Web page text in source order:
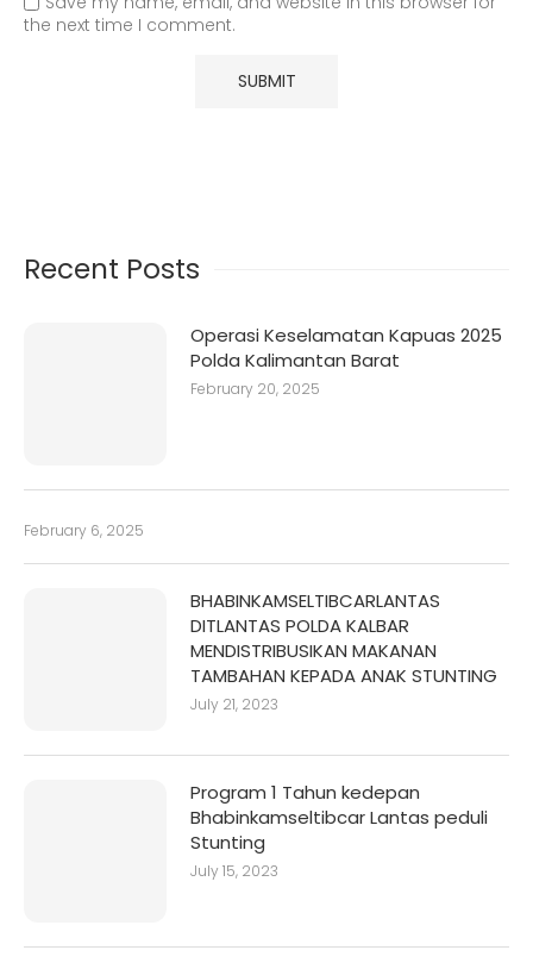
the next time I comment.
Recent Posts
Operasi Keselamatan Kapuas 2025
Polda Kalimantan Barat
February 20, 2025
February 6, 2025
BHABINKAMSELTIBCARLANTAS
DITLANTAS POLDA KALBAR
MENDISTRIBUSIKAN MAKANAN
TAMBAHAN KEPADA ANAK STUNTING
July 21, 2023
Program 1 Tahun kedepan
Bhabinkamseltibcar Lantas peduli
Stunting
July 15, 2023